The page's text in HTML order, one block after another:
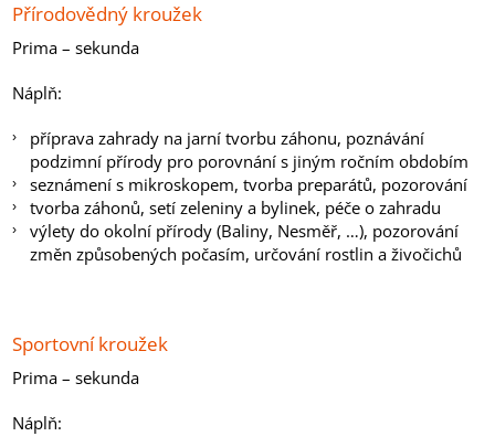
Přírodovědný kroužek
Prima – sekunda
Náplň:
příprava zahrady na jarní tvorbu záhonu, poznávání
podzimní přírody pro porovnání s jiným ročním obdobím
seznámení s mikroskopem, tvorba preparátů, pozorování
tvorba záhonů, setí zeleniny a bylinek, péče o zahradu
výlety do okolní přírody (Baliny, Nesměř, …), pozorování
změn způsobených počasím, určování rostlin a živočichů
Sportovní kroužek
Prima – sekunda
Náplň: